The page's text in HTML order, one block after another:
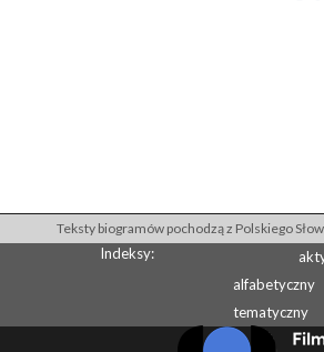
Teksty biogramów pochodzą z Polskiego
Indeksy:
alfabetyczny
tematyczny